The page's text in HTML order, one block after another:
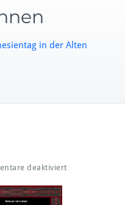
in der Alten
deaktiviert